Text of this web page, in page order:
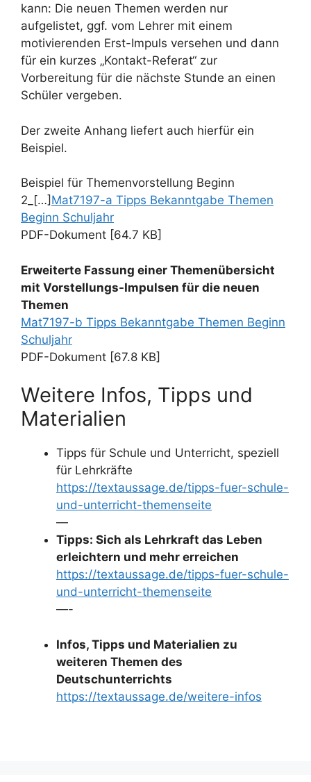
kann: Die neuen Themen werden nur
aufgelistet, ggf. vom Lehrer mit einem
motivierenden Erst-Impuls versehen und dann
für ein kurzes „Kontakt-Referat“ zur
Vorbereitung für die nächste Stunde an einen
Schüler vergeben.
Der zweite Anhang liefert auch hierfür ein
Beispiel.
Beispiel für Themenvorstellung Beginn
2_[…] Mat7197-a Tipps Bekanntgabe Themen
Beginn Schuljahr
PDF-Dokument [64.7 KB]
Erweiterte Fassung einer Themenübersicht
mit Vorstellungs-Impulsen für die neuen
Themen
Mat7197-b Tipps Bekanntgabe Themen Beginn
Schuljahr
PDF-Dokument [67.8 KB]
Weitere Infos, Tipps und
Materialien
Tipps für Schule und Unterricht, speziell
für Lehrkräfte
https://textaussage.de/tipps-fuer-schule-
und-unterricht-themenseite
—
Tipps: Sich als Lehrkraft das Leben
erleichtern und mehr erreichen
https://textaussage.de/tipps-fuer-schule-
und-unterricht-themenseite
—-
Infos, Tipps und Materialien zu
weiteren Themen des
Deutschunterrichts
https://textaussage.de/weitere-infos